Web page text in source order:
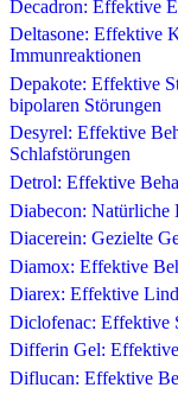
Decadron: Effektive
Deltasone: Effektive
Immunreaktionen
Depakote: Effektive
bipolaren Störungen
Desyrel: Effektive
Schlafstörungen
Detrol: Effektive
Diabecon: Natürliche
Diacerein: Gezielte
Diamox: Effektive
Diarex: Effektive
Diclofenac: Effektive
Differin Gel:
Diflucan: Effektive